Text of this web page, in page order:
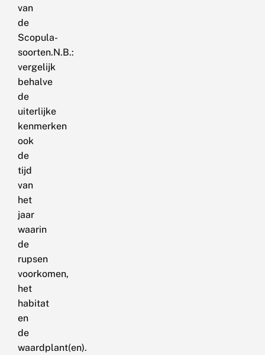
van
de
Scopula-
soorten.N.B.:
vergelijk
behalve
de
uiterlijke
kenmerken
ook
de
tijd
van
het
jaar
waarin
de
rupsen
voorkomen,
het
habitat
en
de
waardplant(en).